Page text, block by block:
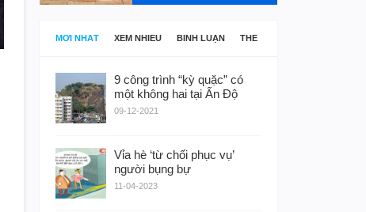
MỚI NHẤT XEM NHIỀU BÌNH LUẬN THẺ
9 công trình “kỳ quặc” có
một không hai tại Ấn Độ
09-12-2021
Vỉa hè ‘từ chối phục vụ’
người bụng bự
11-04-2023